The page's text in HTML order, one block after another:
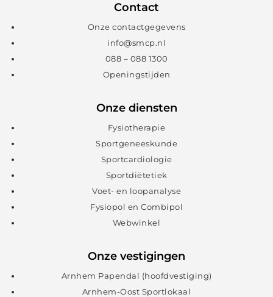
Contact
Onze contactgegevens
info@smcp.nl
088 – 088 1300
Openingstijden
Onze diensten
Fysiotherapie
Sportgeneeskunde
Sportcardiologie
Sportdiëtetiek
Voet- en loopanalyse
Fysiopol en Combipol
Webwinkel
Onze vestigingen
Arnhem Papendal (hoofdvestiging)
Arnhem-Oost Sportlokaal